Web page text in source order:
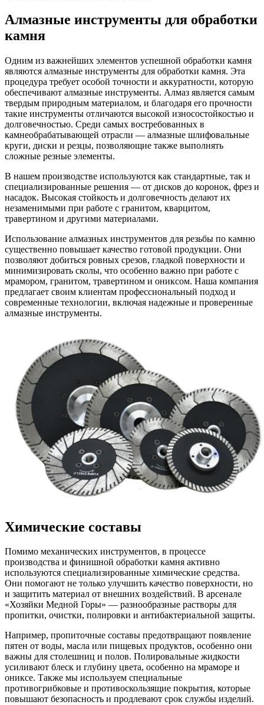
Алмазные инструменты для обработки
камня
Одним из важнейших элементов успешной обработки камня
являются алмазные инструменты для обработки камня. Эта
процедура требует особой точности и аккуратности, которую
обеспечивают алмазные инструменты. Алмаз является самым
твердым природным материалом, и благодаря его прочности
такие инструменты отличаются высокой износостойкостью и
долговечностью. Среди самых востребованных в
камнеобрабатывающей отрасли — алмазные шлифовальные
круги, диски и резцы, позволяющие также выполнять
сложные резные элементы.
В нашем производстве используются как стандартные, так и
специализированные решения — от дисков до коронок, фрез и
насадок. Высокая стойкость и долговечность делают их
незаменимыми при работе с гранитом, кварцитом,
травертином и другими материалами.
Использование алмазных инструментов для резьбы по камню
существенно повышает качество готовой продукции. Они
позволяют добиться ровных срезов, гладкой поверхности и
минимизировать сколы, что особенно важно при работе с
мрамором, гранитом, травертином и ониксом. Наша компания
предлагает своим клиентам профессиональный подход и
современные технологии, включая надежные и проверенные
алмазные инструменты.
Химические составы
Помимо механических инструментов, в процессе
производства и финишной обработки камня активно
используются специализированные химические средства.
Они помогают не только улучшить качество поверхности, но
и защитить материал от внешних воздействий. В арсенале
«Хозяйки Медной Горы» — разнообразные растворы для
пропитки, очистки, полировки и антибактериальной защиты.
Например, пропиточные составы предотвращают появление
пятен от воды, масла или пищевых продуктов, особенно они
важны для столешниц и полов. Полировальные жидкости
усиливают блеск и глубину цвета, особенно на мраморе и
ониксе. Также мы используем специальные
противогрибковые и противоскользящие покрытия, которые
повышают безопасность и продлевают срок службы изделий.